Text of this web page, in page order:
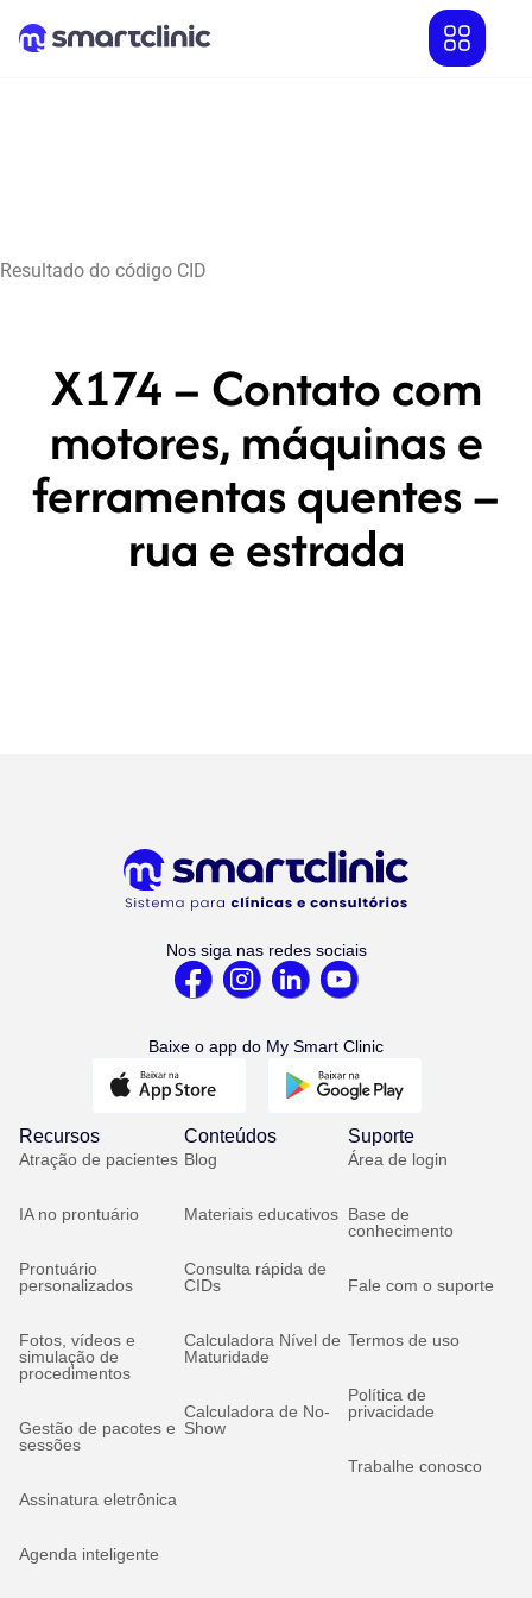
Resultado do código CID
X174 – Contato com
motores, máquinas e
ferramentas quentes –
rua e estrada
Nos siga nas redes sociais
Baixe o app do My Smart Clinic
Recursos
Atração de pacientes
IA no prontuário
Prontuário
personalizados
Fotos, vídeos e
simulação de
procedimentos
Gestão de pacotes e
sessões
Assinatura eletrônica
Agenda inteligente
Conteúdos
Blog
Materiais educativos
Consulta rápida de
CIDs
Calculadora Nível de
Maturidade
Calculadora de No-
Show
Suporte
Área de login
Base de
conhecimento
Fale com o suporte
Termos de uso
Política de
privacidade
Trabalhe conosco